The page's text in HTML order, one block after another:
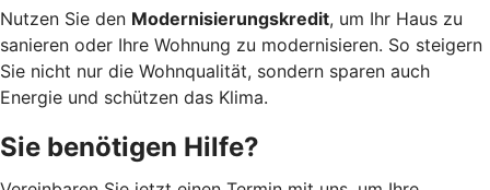
Nutzen Sie den Modernisierungskredit, um Ihr Haus zu
sanieren oder Ihre Wohnung zu modernisieren. So steigern
Sie nicht nur die Wohnqualität, sondern sparen auch
Energie und schützen das Klima.
Sie benötigen Hilfe?